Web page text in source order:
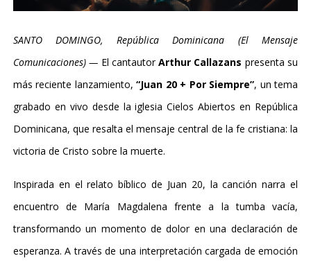
SANTO DOMINGO, República Dominicana (El Mensaje
Comunicaciones) — El cantautorArthur Callazans presenta su
más reciente lanzamiento,“Juan 20 + Por Siempre”, un tema
grabado en vivo desde la iglesia Cielos Abiertos en República
Dominicana, que resalta el mensaje central de la fe cristiana: la
victoria de Cristo sobre la muerte.
Inspirada en el relato bíblico de Juan 20, la canción narra el
encuentro de María Magdalena frente a la tumba vacía,
transformando un momento de dolor en una declaración de
esperanza. A través de una interpretación cargada de emoción